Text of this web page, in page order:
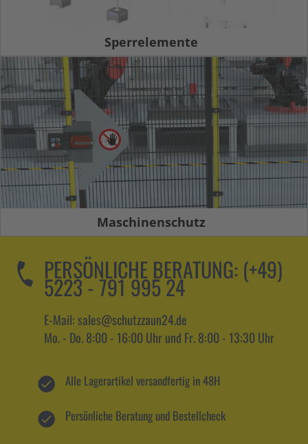
Sperrelemente
Maschinenschutz
PERSÖNLICHE BERATUNG: (+49)
5223 - 791 995 24
E-Mail: sales@schutzzaun24.de
Mo. - Do. 8:00 - 16:00 Uhr und Fr. 8:00 - 13:30 Uhr
Alle Lagerartikel versandfertig in 48H
Persönliche Beratung und Bestellcheck